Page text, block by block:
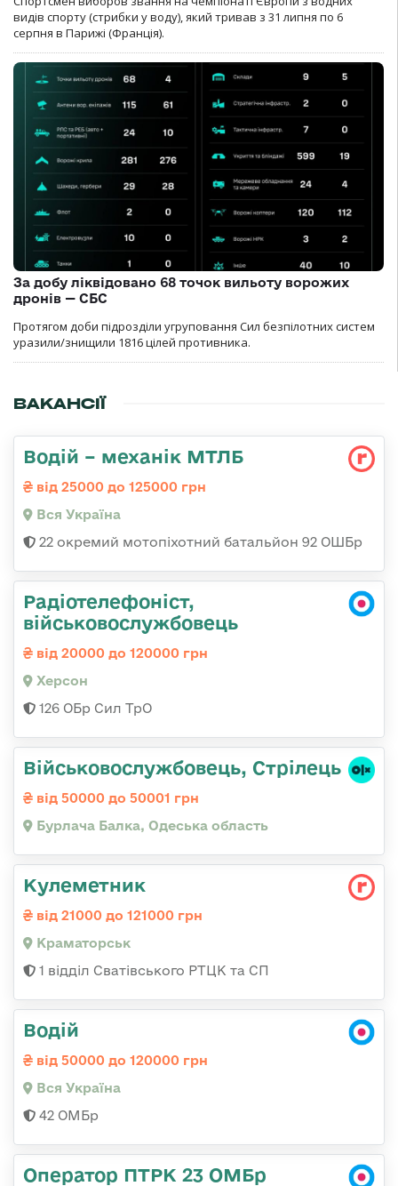
видів спорту (стрибки у воду), який тривав з 31 липня по 6
серпня в Парижі (Франція).
За добу ліквідовано 68 точок вильоту ворожих
дронів — СБС
Протягом доби підрозділи угруповання Сил безпілотних систем
уразили/знищили 1816 цілей противника.
ВАКАНСІЇ
Водій – механік МТЛБ
від 25000 до 125000 грн
Вся Україна
22 окремий мотопіхотний батальйон 92 ОШБр
Радіотелефоніст,
військовослужбовець
від 20000 до 120000 грн
Херсон
126 ОБр Сил ТрО
Військовослужбовець, Стрілець
від 50000 до 50001 грн
Бурлача Балка, Одеська область
Кулеметник
від 21000 до 121000 грн
Краматорськ
1 відділ Сватівського РТЦК та СП
Водій
від 50000 до 120000 грн
Вся Україна
42 ОМБр
Оператор ПТРК 23 ОМБр